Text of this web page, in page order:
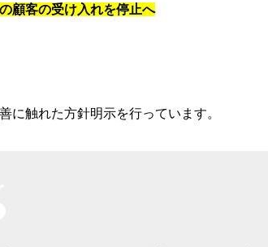
顧客の受け入れを停止へ
に触れた方針明示を行っています。